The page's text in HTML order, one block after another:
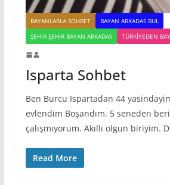
BAYANLARLA SOHBET
BAYAN ARKADAS BUL
ŞEHIR ŞEHIR BAYAN ARKADAS
TÜRKIYEDEN
Isparta Sohbet
Ben Burcu Ispartadan 44
evlendim Boşandım. 5 seneden beri
çalışmıyorum. Akıllı olgun biriyim.
Read More